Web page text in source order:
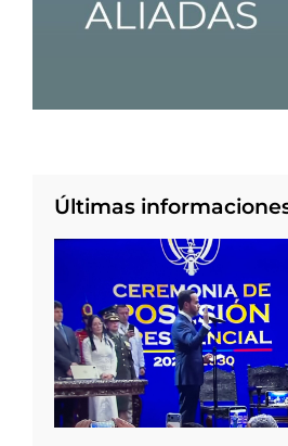
Últimas